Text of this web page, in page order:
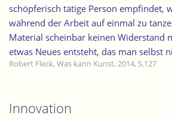
schöpferisch tätige Person empfindet,
während der Arbeit auf einmal zu
Material scheinbar keinen Widerstand
etwas Neues entsteht, das man selbst
Robert Fleck, Was kann Kunst, 2014, S.127
Innovation